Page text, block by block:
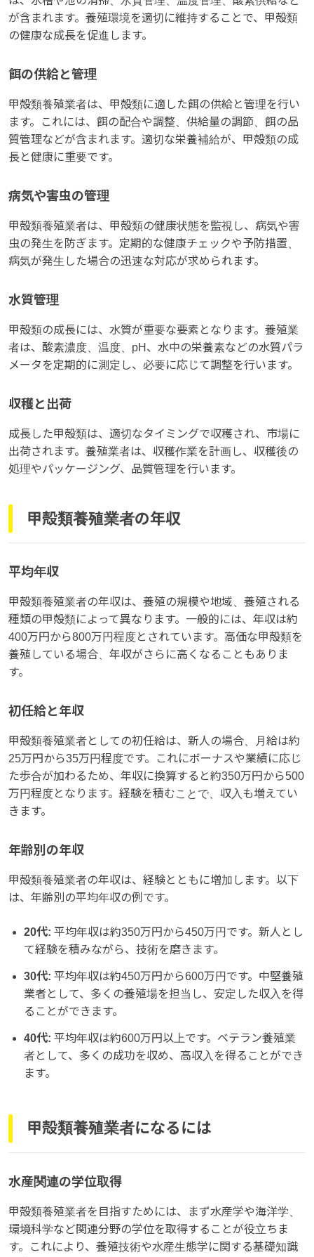
が含まれます。養殖環境を適切に維持することで、甲殻類
の健康な成長を促進します。
餌の供給と管理
甲殻類養殖業者は、甲殻類に適した餌の供給と管理を行い
ます。これには、餌の配合や調整、供給量の調節、餌の品
質管理などが含まれます。適切な栄養補給が、甲殻類の成
長と健康に重要です。
病気や害虫の管理
甲殻類養殖業者は、甲殻類の健康状態を監視し、病気や害
虫の発生を防ぎます。定期的な健康チェックや予防措置、
病気が発生した場合の迅速な対応が求められます。
水質管理
甲殻類の成長には、水質が重要な要素となります。養殖業
者は、酸素濃度、温度、pH、水中の栄養素などの水質パラ
メータを定期的に測定し、必要に応じて調整を行います。
収穫と出荷
成長した甲殻類は、適切なタイミングで収穫され、市場に
出荷されます。養殖業者は、収穫作業を計画し、収穫後の
処理やパッケージング、品質管理を行います。
甲殻類養殖業者の年収
平均年収
甲殻類養殖業者の年収は、養殖の規模や地域、養殖される
種類の甲殻類によって異なります。一般的には、年収は約
400万円から800万円程度とされています。高価な甲殻類を
養殖している場合、年収がさらに高くなることもありま
す。
初任給と年収
甲殻類養殖業者としての初任給は、新人の場合、月給は約
25万円から35万円程度です。これにボーナスや業績に応じ
た歩合が加わるため、年収に換算すると約350万円から500
万円程度となります。経験を積むことで、収入も増えてい
きます。
年齢別の年収
甲殻類養殖業者の年収は、経験とともに増加します。以下
は、年齢別の平均年収の例です。
20代: 平均年収は約350万円から450万円です。新人とし
て経験を積みながら、技術を磨きます。
30代: 平均年収は約450万円から600万円です。中堅養殖
業者として、多くの養殖場を担当し、安定した収入を得
ることができます。
40代: 平均年収は約600万円以上です。ベテラン養殖業
者として、多くの成功を収め、高収入を得ることができ
ます。
甲殻類養殖業者になるには
水産関連の学位取得
甲殻類養殖業者を目指すためには、まず水産学や海洋学、
環境科学など関連分野の学位を取得することが役立ちま
す。これにより、養殖技術や水産生態学に関する基礎知識